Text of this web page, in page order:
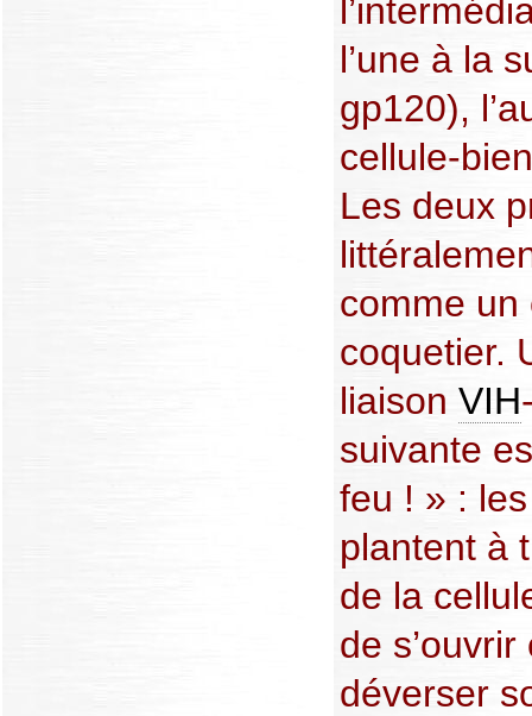
l’une à la
gp120),
cellule-
Les deux
comme un
coquetier.
liaison VIH
suivante
feu ! » :
plantent à
de la
de
déverser